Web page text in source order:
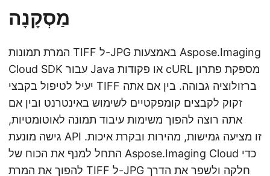
מַסְקָנָה
המרת תמונות TIFF ל-JPG באמצעות Aspose.Imaging
Cloud SDK עבור Java או פקודות cURL מספקת פתרון
יעיל לטיפול בקבצי TIFF ברזולוציה גבוהה. בין אם אתה
זקוק לקבצים קומפקטיים לשימוש באינטרנט ובין אם
אתה רוצה להפוך משימות עיבוד תמונה לאוטומטיות,
גישה מונעת API זו מציעה גמישות, מהירות ובקרת איכות.
התחל למנף את הכוח של Aspose.Imaging Cloud כדי
להפוך את המרת TIFF ל-JPG חלקה ולשפר את הדרך